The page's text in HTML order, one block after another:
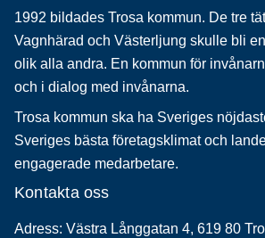
1992 bildades Trosa kommun. De tre
Vagnhärad och Västerljung skulle bli
olik alla andra. En kommun för
och i dialog med invånarna.
Trosa kommun ska ha Sveriges
Sveriges bästa företagsklimat och
engagerade medarbetare.
Kontakta oss
Adress: Västra Långgatan 4, 619 80